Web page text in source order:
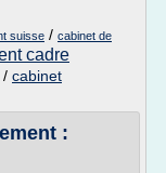
suisse / cabinet de
cadre
/ cabinet
: